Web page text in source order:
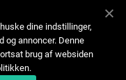
dine indstillinger,
og annoncer. Denne
brug af websiden